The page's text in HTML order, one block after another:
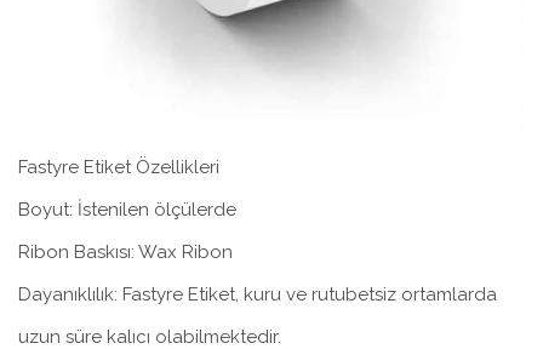
Fastyre Etiket Özellikleri
Boyut: İstenilen ölçülerde
Ribon Baskısı: Wax Ribon
Dayanıklılık: Fastyre Etiket, kuru ve rutubetsiz ortamlarda
uzun süre kalıcı olabilmektedir.